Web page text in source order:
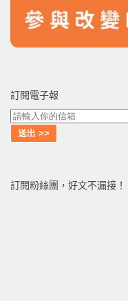
訂閱電子報
訂閱粉絲團，好文不漏接！